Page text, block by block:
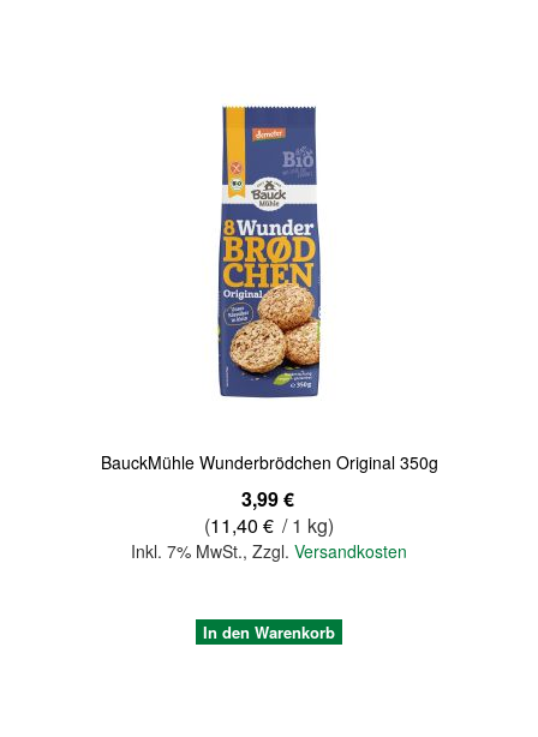
BauckMühle Wunderbrödchen Original 350g
3,99 €
(11,40 € / 1 kg)
Inkl. 7% MwSt., Zzgl. Versandkosten
In den Warenkorb